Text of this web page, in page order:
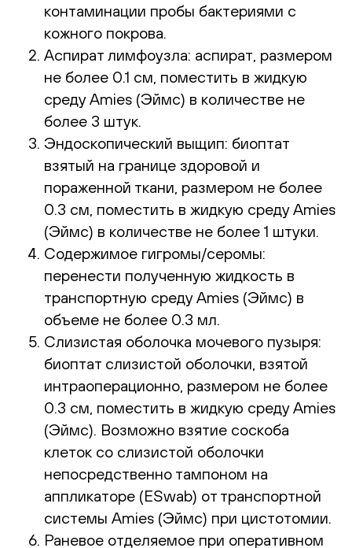
контаминации пробы бактериями с
кожного покрова.
Аспират лимфоузла: аспират, размером
не более 0.1 см, поместить в жидкую
среду Amies (Эймс) в количестве не
более 3 штук.
Эндоскопический выщип: биоптат
взятый на границе здоровой и
пораженной ткани, размером не более
0.3 см, поместить в жидкую среду Amies
(Эймс) в количестве не более 1 штуки.
Содержимое гигромы/серомы:
перенести полученную жидкость в
транспортную среду Amies (Эймс) в
объеме не более 0.3 мл.
Слизистая оболочка мочевого пузыря:
биоптат слизистой оболочки, взятой
интраоперационно, размером не более
0.3 см, поместить в жидкую среду Amies
(Эймс). Возможно взятие соскоба
клеток со слизистой оболочки
непосредственно тампоном на
аппликаторе (ESwab) от транспортной
системы Amies (Эймс) при цистотомии.
Раневое отделяемое при оперативном